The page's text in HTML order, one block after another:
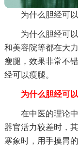
为什么胆经可
为什么胆经可
和美容院等都在大
瘦腿，效果非常不
经可以瘦腿。
为什么胆经可以
在中医的理论
器官活力较差时，
寒象时，用手摸胃